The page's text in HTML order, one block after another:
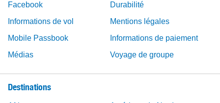
Facebook
Durabilité
Informations de vol
Mentions légales
Mobile Passbook
Informations de paiement
Médias
Voyage de groupe
Destinations